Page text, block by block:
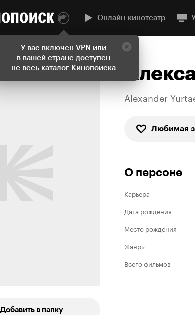
У вас включен VPN или
в вашей стране доступен
не весь каталог Кинопоиска
Онлайн-кинотеатр
Добавить в папку
Alexander
Любимая
О персоне
Карьера
Дата рождения
Место рождения
Жанры
Всего фильмов